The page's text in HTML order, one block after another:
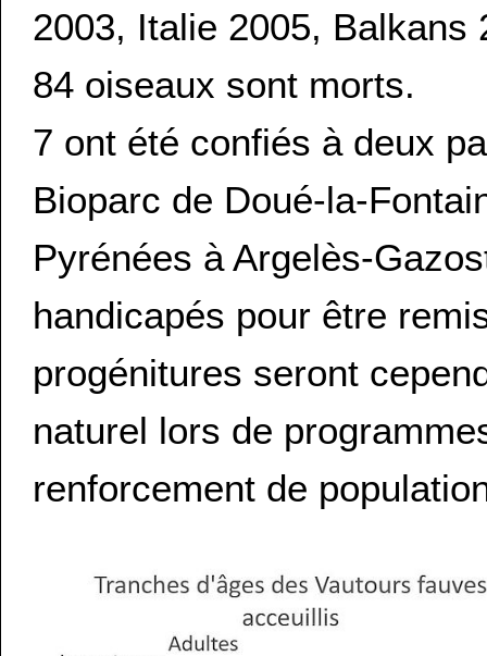
2003, Italie 2005, Balkans
84 oiseaux sont morts.
7 ont été confiés à deux
Bioparc de Doué-la-
Pyrénées à Argelès-
handicapés pour être
progénitures seront
naturel lors de
renforcement de